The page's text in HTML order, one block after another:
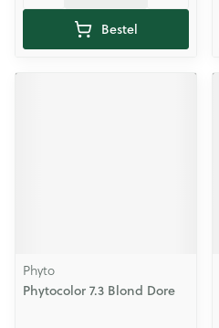
Bestel
Phyto
Phytocolor 7.3 Blond Dore